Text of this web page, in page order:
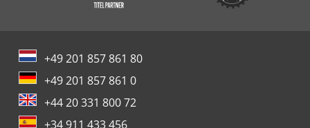
+49 201 857 861 80
+49 201 857 861 0
+44 20 331 800 72
+34 911 433 456